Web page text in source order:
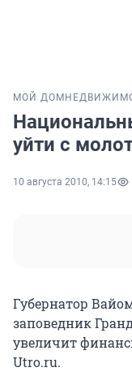
МОЙ ДОМ
уйти с
10 августа 2010, 14:15
Губернатор
заповедник
увеличит
Utro.ru.